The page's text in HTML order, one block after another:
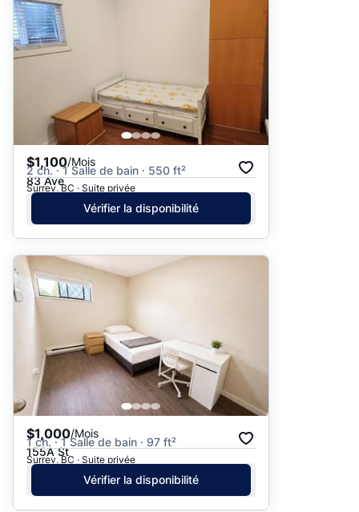
$1,100/Mois
2 ch. · 1 Salle de bain · 550 ft²
83 Ave
Surrey, BC · Suite privée
Vérifier la disponibilité
$1,000/Mois
1 ch. · 1 Salle de bain · 97 ft²
155A St
Surrey, BC · Suite privée
Vérifier la disponibilité